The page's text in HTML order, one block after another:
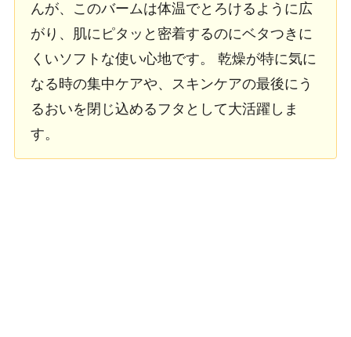
んが、このバームは体温でとろけるように広
がり、肌にピタッと密着するのにベタつきに
くいソフトな使い心地です。 乾燥が特に気に
なる時の集中ケアや、スキンケアの最後にう
るおいを閉じ込めるフタとして大活躍しま
す。